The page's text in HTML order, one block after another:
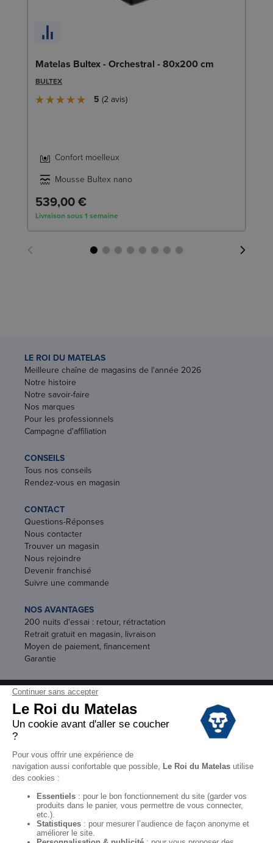
Matelas Bultex - Orchestral - 80x200 cm
BULTEX
5 2 avis
Confort moelleux
Mousse Bultex nano
539,00 €
Livraison sous 1 semaine
LE ROI DU MATELAS
Meilleure chaîne de magasins de l'année 2026
Notre histoire
Notre savoir-faire
Nos marques
Pour les professionnels
Campagne d'affiliation
CONSEILS
Tous nos conseils
Rendez-vous en magasin
CONTACT
Questions-Réponses
Nous contacter
Trouver un magasin
Nous rejoindre
Devenir franchisé
Suivre une commande
NOS AVANTAGES
200 nuits d'essai : retour, rétractation
Retrait gratuit en magasin, livraison
Moyen de paiement, financement
Garantie
Conditions des offres
Black Friday
Destockage
Conditions Générales de vente magasin
Mentions Légales
Données personnelles
Codes promo Le Roi du Matelas